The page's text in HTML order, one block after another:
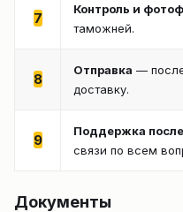
7
Контроль и
таможней.
8
Отправка —
доставку.
9
Поддержка
связи по всем
Документы